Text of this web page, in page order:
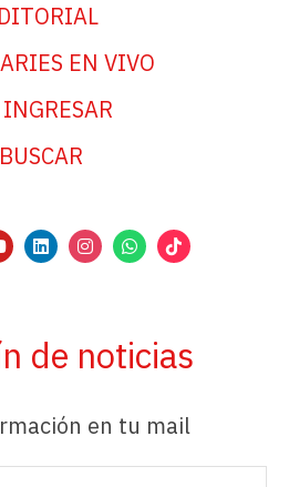
EN VIVO
INGRESAR
BUSCAR
de noticias
en tu mail